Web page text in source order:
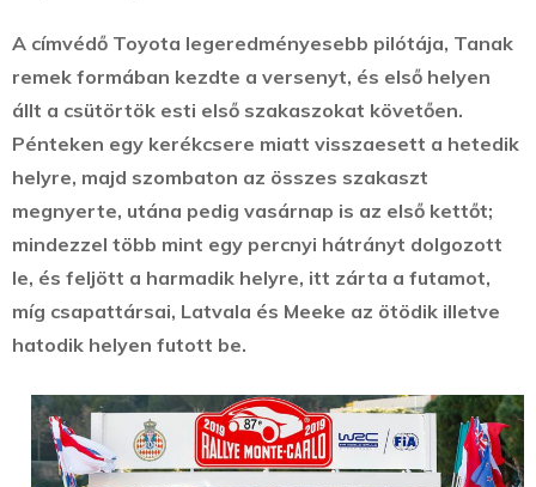
A címvédő Toyota legeredményesebb pilótája, Tanak
remek formában kezdte a versenyt, és első helyen
állt a csütörtök esti első szakaszokat követően.
Pénteken egy kerékcsere miatt visszaesett a hetedik
helyre, majd szombaton az összes szakaszt
megnyerte, utána pedig vasárnap is az első kettőt;
mindezzel több mint egy percnyi hátrányt dolgozott
le, és feljött a harmadik helyre, itt zárta a futamot,
míg csapattársai, Latvala és Meeke az ötödik illetve
hatodik helyen futott be.